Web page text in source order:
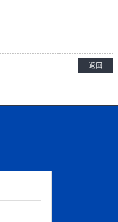
返回